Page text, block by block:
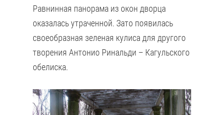
Равнинная панорама из окон дворца
оказалась утраченной. Зато появилась
своеобразная зеленая кулиса для другого
творения Антонио Ринальди – Кагульского
обелиска.